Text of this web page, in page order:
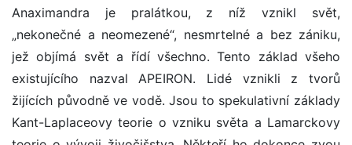
Anaximandra je pralátkou, z níž vznikl svět,
„nekonečné a neomezené“, nesmrtelné a bez zániku,
jež objímá svět a řídí všechno. Tento základ všeho
existujícího nazval APEIRON. Lidé vznikli z tvorů
žijících původně ve vodě. Jsou to spekulativní základy
Kant-Laplaceovy teorie o vzniku světa a Lamarckovy